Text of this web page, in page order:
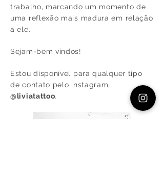
trabalho, marcando um momento de
uma reflexão mais madura em relação
a ele.
Sejam-bem vindos!
Estou disponível para qualquer tipo
de contato pelo instagram,
@liviatattoo.